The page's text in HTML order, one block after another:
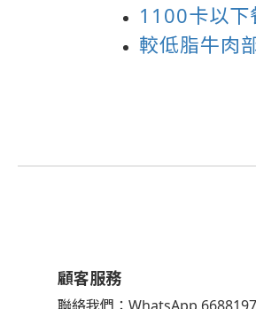
1100卡以
較低脂牛肉
顧客服務